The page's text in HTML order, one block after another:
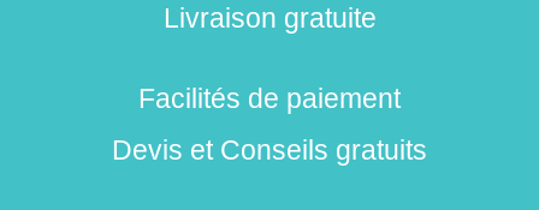
Livraison gratuite
Facilités de paiement
Devis et Conseils gratuits